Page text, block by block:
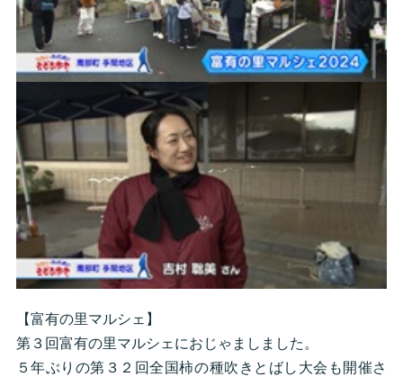
【富有の里マルシェ】
第３回富有の里マルシェにおじゃましました。
５年ぶりの第３２回全国柿の種吹きとばし大会も開催さ